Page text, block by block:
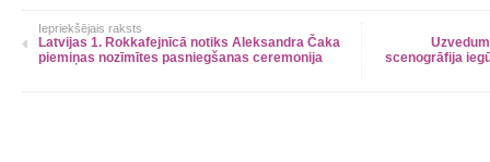
Iepriekšējais raksts
Latvijas 1. Rokkafejnīcā notiks Aleksandra Čaka
piemiņas nozīmītes pasniegšanas ceremonija
scenogrāfija